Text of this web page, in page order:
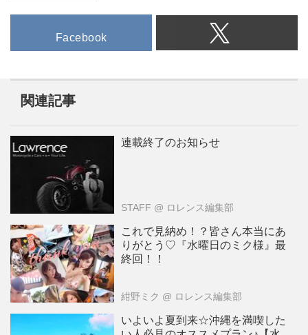
Facebook
関連記事
連載終了のお知らせ
STAFF @ ロレンス編集部
これで見納め！？皆さん本当にあ
りがとう♡『水曜日のミク様』最
終回！！
紺野ミク @ ロレンス編集部
いよいよ夏到来☆沖縄を満喫した